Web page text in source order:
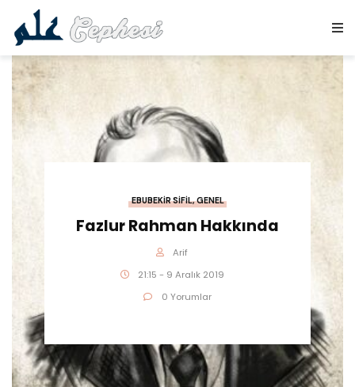
EBUBEKIR SIFIL,GENEL
Fazlur Rahman Hakkında
Arif
21:15 - 9 Aralık 2019
0 Yorumlar